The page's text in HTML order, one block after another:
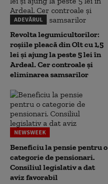
ADEVĂRUL
Revolta legumicultorilor:
roșiile pleacă din Olt cu 1,5
lei și ajung la peste 5 lei în
Ardeal. Cer controale și
eliminarea samsarilor
NEWSWEEK
Beneficiu la pensie pentru o
categorie de pensionari.
Consiliul legislativ a dat
aviz favorabil